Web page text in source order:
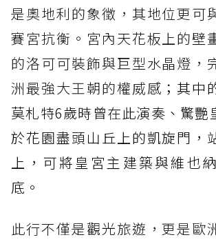
是奧地利的象徵，其地位更可
賽宮抗衡。宮內天花板上的壁
的洛可可裝飾與巨型水晶燈，
洲最強大王朝的權威感；其中
莫札特6歲時曾在此演奏、驚艷
於花園盡頭山丘上的凱旋門，
上，可將皇宮主建築與維也
底。
此行不僅是觀光旅遊，更是歐